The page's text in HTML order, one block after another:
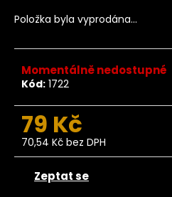
Položka byla vyprodána…
Momentálně nedostupné
Kód: 1722
79 Kč
70,54 Kč bez DPH
Měrná
Zeptat se
u
e
m
e